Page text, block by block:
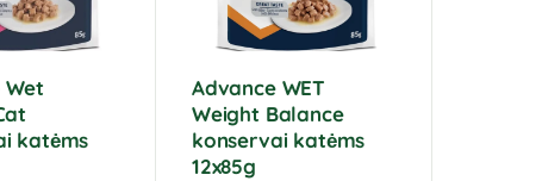
Wet
katėms
Advance WET
Weight Balance
konservai katėms
12x85g